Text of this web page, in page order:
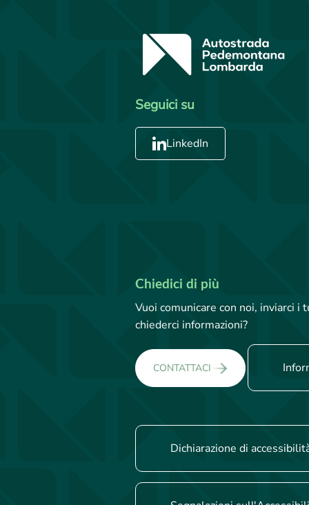
Seguici su
LinkedIn
Chiedici di più
Vuoi comunicare con noi, inviarci
chiederci informazioni?
CONTATTACI
Dichiarazione di